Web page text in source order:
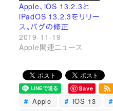
Apple、iOS 13.2.3と
iPadOS 13.2.3をリリー
ス。バグの修正
2019-11-19
Apple関連ニュース
Save
Apple iOS 13